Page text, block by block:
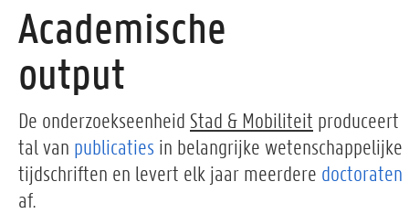
Academische
output
De onderzoekseenheid Stad & Mobiliteit produceert
tal van publicaties in belangrijke wetenschappelijke
tijdschriften en levert elk jaar meerdere doctoraten
af.